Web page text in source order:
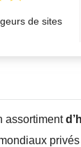
de sites
assortiment